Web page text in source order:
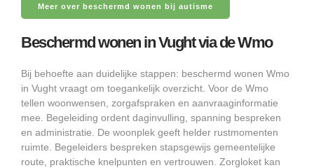
Meer over beschermd wonen bij autisme
Beschermd wonen in Vught via de Wmo
Bij behoefte aan duidelijke stappen: beschermd wonen Wmo
in Vught vraagt om toegankelijk overzicht. Voor de Wmo
tellen woonwensen, zorgafspraken en aanvraaginformatie
mee. Begeleiding ordent daginvulling, spanning bespreken
en administratie. De woonplek geeft helder rustmomenten
ruimte. Begeleiders bespreken stapsgewijs gemeentelijke
route, praktische knelpunten en vertrouwen. Zorgloket kan